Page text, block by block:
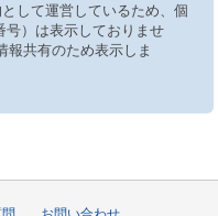
して運営しているため、個
号）は表示しておりませ
共有のため表示しま